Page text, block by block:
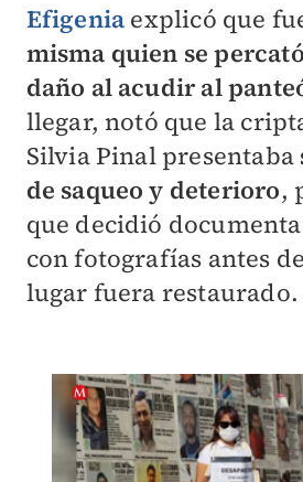
Efigenia explicó que
misma quien se
daño al acudir al
llegar, notó que la
Silvia Pinal presentaba
de saqueo y deterioro,
que decidió
con fotografías antes
lugar fuera restaurado.